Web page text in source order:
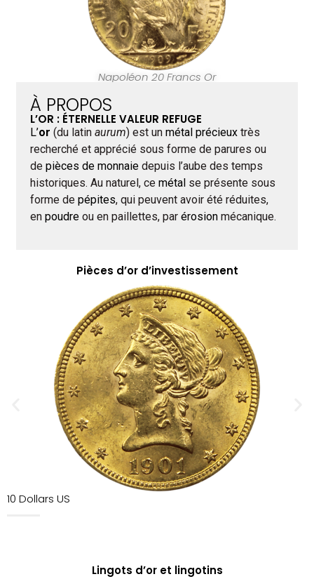
Napoléon 20 Francs Or
À PROPOS
L’OR : ÉTERNELLE VALEUR REFUGE
L’or (du latinaurum) est unmétal précieux très
recherché et apprécié sous forme de parures ou
depièces de monnaie depuis l’aube des temps
historiques. Au naturel, cemétal se présente sous
forme depépites, qui peuvent avoir été réduites,
enpoudre ou en paillettes, parérosion mécanique.
Pièces d’or d’investissement
10 Dollars US
Lingots d’or et lingotins